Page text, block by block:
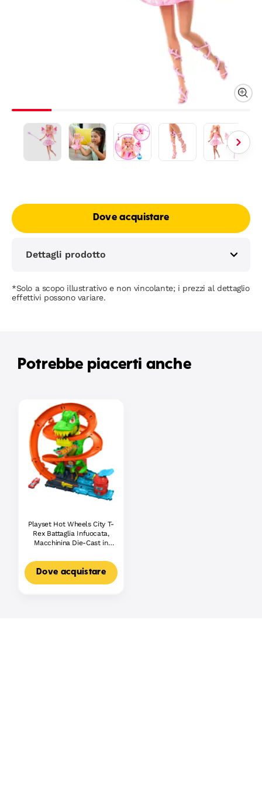
Dove acquistare
Dettagli prodotto
*Solo a scopo illustrativo e non vincolante; i prezzi al dettaglio
effettivi possono variare.
Potrebbe piacerti anche
Playset Hot Wheels City T-
Rex Battaglia Infuocata,
Macchinina Die-Cast in
Nemico
Dove acquistare